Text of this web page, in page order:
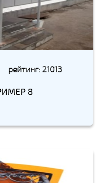
рейтинг: 21013
8